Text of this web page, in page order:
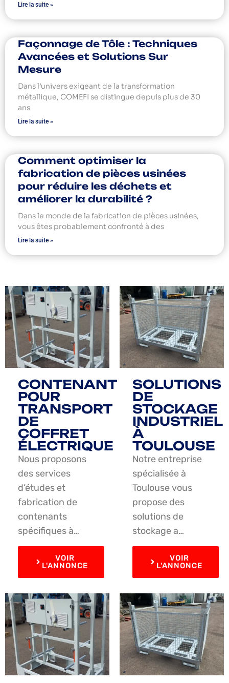
Lire la suite »
Façonnage de Tôle : Techniques
Avancées et Solutions Sur
Mesure
Dans l’univers exigeant de la transformation
métallique, COMEFI se distingue depuis plus de 30
ans
Lire la suite »
Comment optimiser la
fabrication de pièces usinées
pour réduire les déchets et
améliorer la durabilité ?
Dans le monde de la fabrication de pièces usinées,
vous êtes probablement confronté à des
Lire la suite »
CONTENANT
POUR
TRANSPORT
DE
COFFRET
ÉLECTRIQUE
Nous proposons
des services
d’études et
fabrication de
contenants
spécifiques à…
VOIR
L'ANNONCE
SOLUTIONS
DE
STOCKAGE
INDUSTRIEL
À
TOULOUSE
Notre entreprise
spécialisée à
Toulouse vous
propose des
solutions de
stockage a…
VOIR
L'ANNONCE